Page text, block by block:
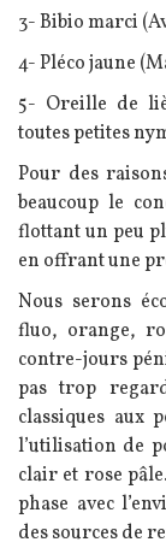
3- Bibio marci
4- Pléco jaune
5- Oreille de
toutes petites
Pour des
beaucoup le
flottant un peu
en offrant une
Nous serons
fluo, orange,
contre-jours
pas trop
classiques aux
l’utilisation de
clair et rose
phase avec
des sources de